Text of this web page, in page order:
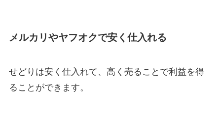
メルカリやヤフオクで安く仕入れる
せどりは安く仕入れて、高く売ることで利益を得
ることができます。